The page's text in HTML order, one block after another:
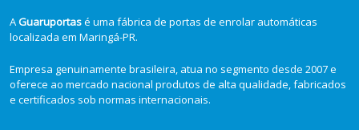
AGuaruportasé uma fábrica de portas de enrolar automáticas
localizada em Maringá-PR.
Empresa genuinamente brasileira, atua no segmento desde 2007 e
oferece ao mercado nacional produtos de alta qualidade, fabricados
e certificados sob normas internacionais.